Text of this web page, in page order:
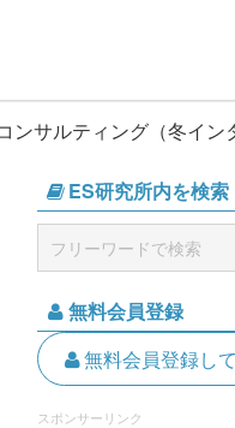
ンサルティング（冬イン
ES研究所内を検索
無料会員登録
無料会員登録し
スポンサーリンク